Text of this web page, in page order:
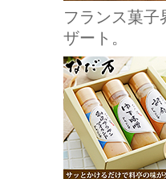
フランス菓
ザート。